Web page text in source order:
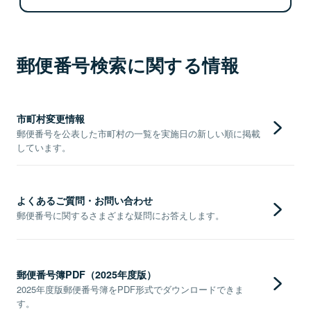
郵便番号検索に関する情報
市町村変更情報
郵便番号を公表した市町村の一覧を実施日の新しい順に掲載
しています。
よくあるご質問・お問い合わせ
郵便番号に関するさまざまな疑問にお答えします。
郵便番号簿PDF（2025年度版）
2025年度版郵便番号簿をPDF形式でダウンロードできま
す。